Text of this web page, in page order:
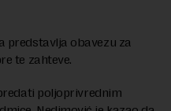
predstavlja obavezu za
te zahteve.
poljoprivrednim